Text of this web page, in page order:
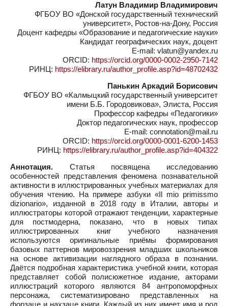
Латун Владимир Владимирович
ФГБОУ ВО «Донской государственный технический
университет», Ростов-на-Дону, Россия
Доцент кафедры «Образование и педагогические науки»
Кандидат географических наук, доцент
E-mail: vlatun@yandex.ru
ORCID: https://orcid.org/0000-0002-2950-7142
РИНЦ: https://elibrary.ru/author_profile.asp?id=48702432
Панькин Аркадий Борисович
ФГБОУ ВО «Калмыцкий государственный университет
имени Б.Б. Городовикова», Элиста, Россия
Профессор кафедры «Педагогики»
Доктор педагогических наук, профессор
E-mail: connotation@mail.ru
ORCID: https://orcid.org/0000-0001-6200-1453
РИНЦ: https://elibrary.ru/author_profile.asp?id=404322
Аннотация. Статья посвящена исследованию
особенностей представления феномена познавательной
активности в иллюстрированных учебных материалах для
обучения чтению. На примере азбуки «Il mio primissmo
dizionario», изданной в 2018 году в Италии, авторы и
иллюстраторы которой отражают тенденции, характерные
для постмодерна, показано, что в новых типах
иллюстрированных книг учебного назначения
используются оригинальные приёмы формирования
базовых паттернов мировоззрения младших школьников
на основе активизации наглядного образа в познании.
Даётся подробная характеристика учебной книги, которая
представляет собой полисюжетное издание, акторами
иллюстраций которого являются 84 антропоморфных
персонажа, систематизировано представленных на
форзаце и нахзаце книги. Каждый из них имеет имя и род